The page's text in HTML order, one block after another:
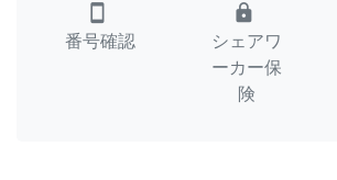
smartphone
番号確認
lock
シェアワ
ーカー保
険